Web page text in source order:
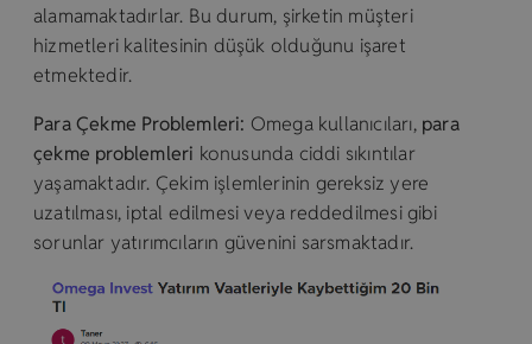
alamamaktadırlar. Bu durum, şirketin müşteri
hizmetleri kalitesinin düşük olduğunu işaret
etmektedir.
Para Çekme Problemleri: Omega kullanıcıları, para
çekme problemleri konusunda ciddi sıkıntılar
yaşamaktadır. Çekim işlemlerinin gereksiz yere
uzatılması, iptal edilmesi veya reddedilmesi gibi
sorunlar yatırımcıların güvenini sarsmaktadır.